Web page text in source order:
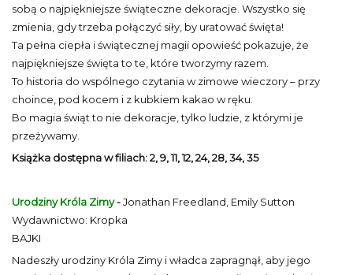
sobą o najpiękniejsze świąteczne dekoracje. Wszystko się
zmienia, gdy trzeba połączyć siły, by uratować święta!
Ta pełna ciepła i świątecznej magii opowieść pokazuje, że
najpiękniejsze święta to te, które tworzymy razem.
To historia do wspólnego czytania w zimowe wieczory – przy
choince, pod kocem i z kubkiem kakao w ręku.
Bo magia świąt to nie dekoracje, tylko ludzie, z którymi je
przeżywamy.
Książka dostępna w filiach: 2, 9, 11, 12, 24, 28, 34, 35
Urodziny Króla Zimy-Jonathan Freedland, Emily Sutton
Wydawnictwo: Kropka
BAJKI
Nadeszły urodziny Króla Zimy i władca zapragnął, aby jego